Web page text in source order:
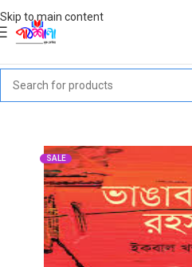
Skip to main content
SALE